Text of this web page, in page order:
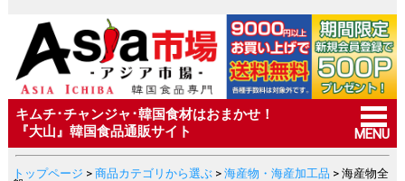
キムチ･チャンジャ･韓国食材はおまかせ！
『大山』韓国食品通販サイト
MENU
トップページ > 商品カテゴリから選ぶ> 海産物・海産加工品 > 海産物全